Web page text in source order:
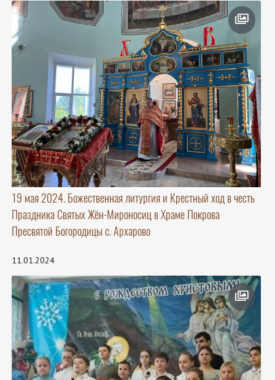
19 мая 2024. Божественная литургия и Крестный ход в честь
Праздника Святых Жён-Мироносиц в Храме Покрова
Пресвятой Богородицы с. Архарово
11.01.2024